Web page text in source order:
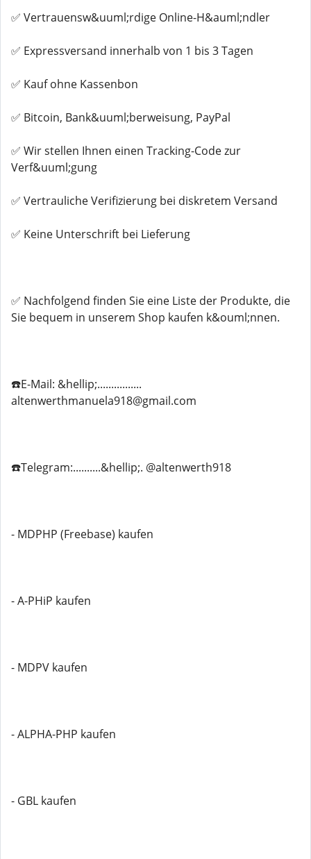
✅ Vertrauensw&uuml;rdige Online-H&auml;ndler
✅ Expressversand innerhalb von 1 bis 3 Tagen
✅ Kauf ohne Kassenbon
✅ Bitcoin, Bank&uuml;berweisung, PayPal
✅ Wir stellen Ihnen einen Tracking-Code zur
Verf&uuml;gung
✅ Vertrauliche Verifizierung bei diskretem Versand
✅ Keine Unterschrift bei Lieferung
✅ Nachfolgend finden Sie eine Liste der Produkte, die
Sie bequem in unserem Shop kaufen k&ouml;nnen.
☎️E-Mail: &hellip;................
altenwerthmanuela918@gmail.com
☎️Telegram:..........&hellip;. @altenwerth918
- MDPHP (Freebase) kaufen
- A-PHiP kaufen
- MDPV kaufen
- ALPHA-PHP kaufen
- GBL kaufen